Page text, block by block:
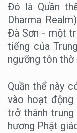
Đó là Quần
Dharma
Đà Sơn - một
tiếng của
ngưỡng tôn thờ
Quần thể này
vào hoạt
trở thành
hương Phật